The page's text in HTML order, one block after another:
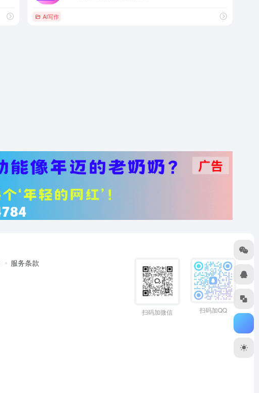
AI写作
服务条款
扫码加微信 扫码加QQ